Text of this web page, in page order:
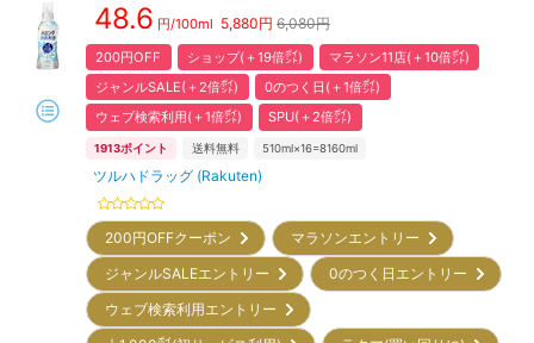
48.6 円/100ml 5,880円 6,080円
200円OFF ショップ(＋19倍㌽)
マラソン11店(＋10倍㌽)
ジャンルSALE(＋2倍㌽)
0のつく日(＋1倍㌽)
ウェブ検索利用(＋1倍㌽)
SPU(＋2倍㌽)
1913ポイント 送料無料 510ml×16=8160ml
ツルハドラッグ (Rakuten)
200円OFFクーポン
マラソンエントリー
ジャンルSALEエントリー
0のつく日エントリー
ウェブ検索利用エントリー